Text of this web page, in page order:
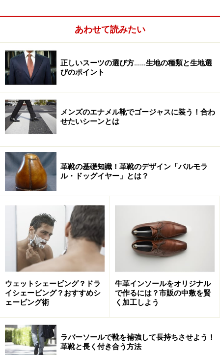
あわせて読みたい
正しいスーツの選び方……生地の種類と生地選
びのポイント
メンズのエナメル靴でゴージャスに装う！合わ
せたいシーンとは
革靴の基礎知識！革靴のデザイン「バルモラ
ル・ドッグイヤー」とは？
ウェットシェービング？ドラ
イシェービング？おすすめシ
ェービング術
牛革インソールをオリジナル
で作るには？市販の中敷を賢
く加工しよう
ラバーソールで靴を補強して長持ちさせよう！
革靴と長く付き合う方法